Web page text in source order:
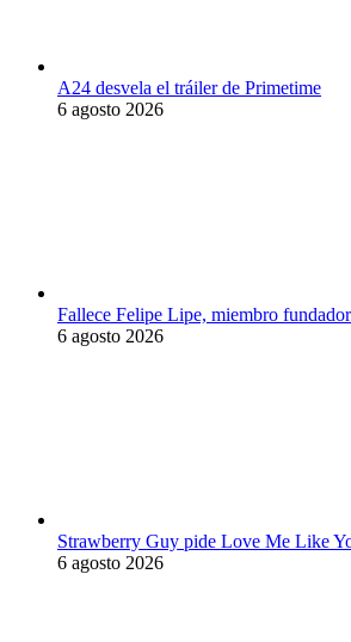
A24 desvela el tráiler de Primetime
6 agosto 2026
Fallece Felipe Lipe, miembro
6 agosto 2026
Strawberry Guy pide Love Me Like
6 agosto 2026